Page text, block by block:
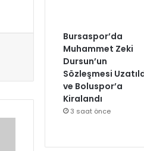
Bursaspor’da
Muhammet Zeki
Dursun’un
Sözleşmesi
ve Boluspor’a
Kiralandı
3 saat önce